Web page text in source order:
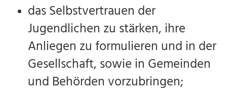
das Selbstvertrauen der
Jugendlichen zu stärken, ihre
Anliegen zu formulieren und in der
Gesellschaft, sowie in Gemeinden
und Behörden vorzubringen;